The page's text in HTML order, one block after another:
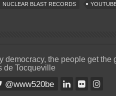
NUCLEAR BLAST RECORDS
democracy, the people get the
de Tocqueville
@www520be